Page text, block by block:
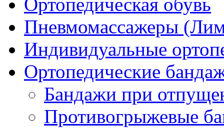
Пневмомассажеры
Индивидуальные
Ортопедические
Бандажи при
Противогрыжевые